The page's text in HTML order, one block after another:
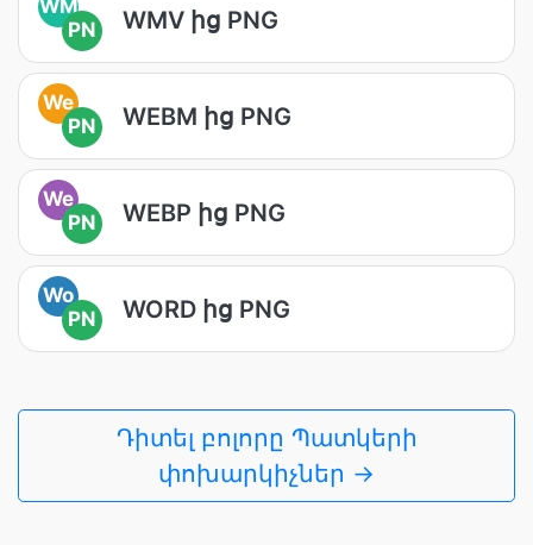
WM
PN
WMV ից PNG
We
PN
WEBM ից PNG
We
PN
WEBP ից PNG
Wo
PN
WORD ից PNG
Դիտել բոլորը Պատկերի
փոխարկիչներ →